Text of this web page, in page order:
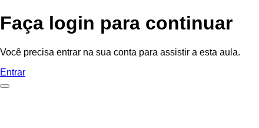
Faça login para continuar
Você precisa entrar na sua conta para assistir a esta aula.
Entrar